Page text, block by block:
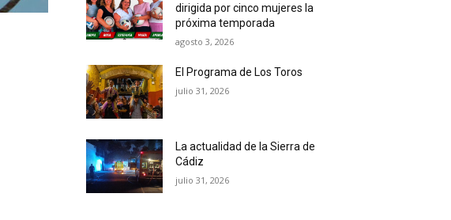
dirigida por cinco mujeres la
próxima temporada
agosto 3, 2026
El Programa de Los Toros
julio 31, 2026
La actualidad de la Sierra de
Cádiz
julio 31, 2026